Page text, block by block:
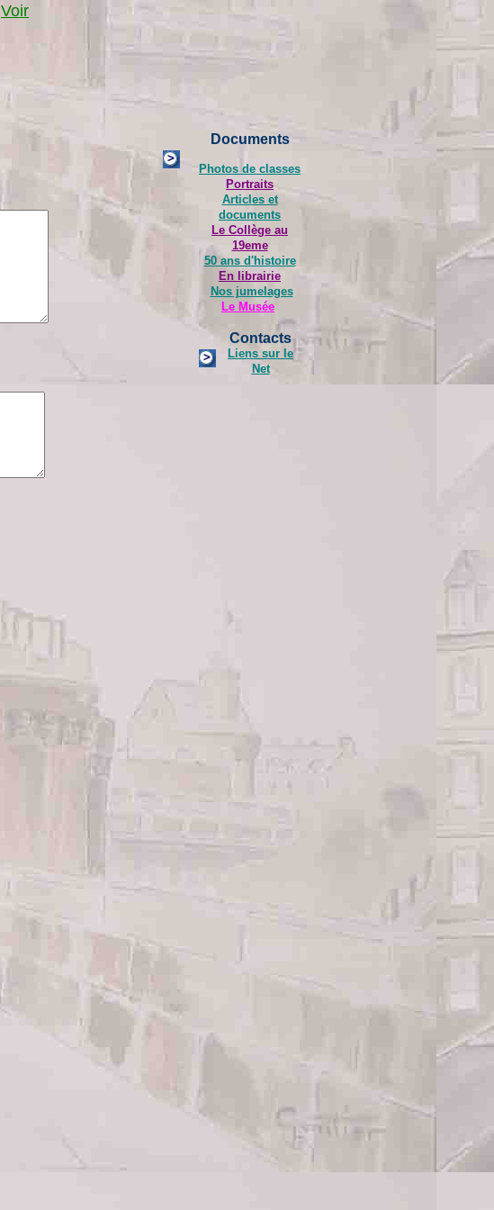
Voir
Documents
Photos de classes
Portraits
Articles et
documents
Le Collège au
19eme
50 ans d'histoire
En librairie
Nos jumelages
Le Musée
Contacts
Liens sur le
Net